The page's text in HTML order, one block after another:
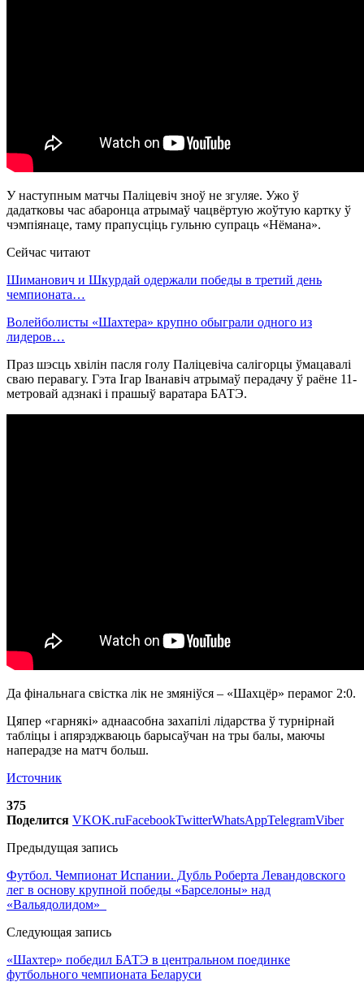
У наступным матчы Паліцевіч зноў не згуляе. Ужо ў
дадатковы час абаронца атрымаў чацвёртую жоўтую картку ў
чэмпіянаце, таму прапусціць гульню супраць «Нёмана».
Сейчас читают
Шиманович и Шкурдай одержали победы в третий день
чемпионата…
Волейболисты «Шахтера» крупно обыграли одного из
лидеров…
Праз шэсць хвілін пасля голу Паліцевіча салігорцы ўмацавалі
сваю перавагу. Гэта Ігар Іванавіч атрымаў перадачу ў раёне 11-
метровай адзнакі і прашыў варатара БАТЭ.
Да фінальнага свістка лік не змяніўся – «Шахцёр» перамог 2:0.
Цяпер «гарнякі» аднаасобна захапілі лідарства ў турнірнай
табліцы і апярэджваюць барысаўчан на тры балы, маючы
наперадзе на матч больш.
Источник
375
Поделится VKOK.ruFacebookTwitterWhatsAppTelegramViber
Предыдущая запись
Футбол. Чемпионат Испании. Дубль Роберта Левандовского
лег в основу крупной победы «Барселоны» над
«Вальядолидом»
Следующая запись
«Шахтер» победил БАТЭ в центральном поединке
футбольного чемпионата Беларуси